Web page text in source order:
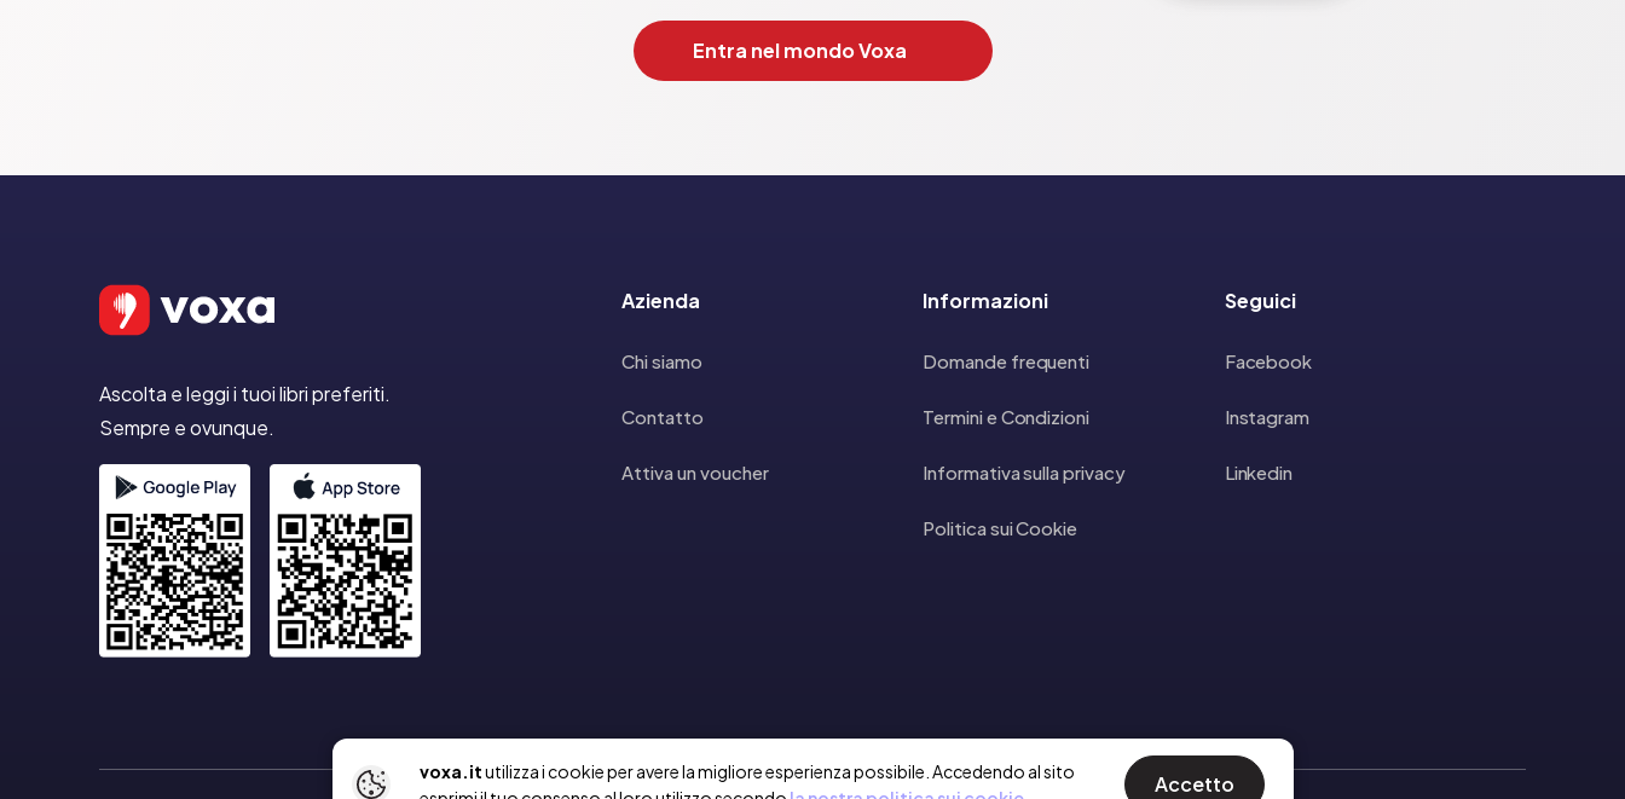
Entra nel mondo Voxa
voxa.itutilizza i cookie per avere la migliore esperienza possibile. Accedendo al sito
Accetto
Ascolta e leggi i tuoi libri preferiti.
Sempre e ovunque.
Azienda
Chi siamo
Contatto
Attiva un voucher
Informazioni
Domande frequenti
Termini e Condizioni
Informativa sulla privacy
Politica sui Cookie
Seguici
Facebook
Instagram
Linkedin